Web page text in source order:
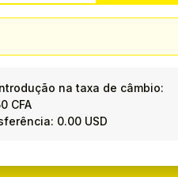
na taxa de câmbio:
CFA
0.00 USD